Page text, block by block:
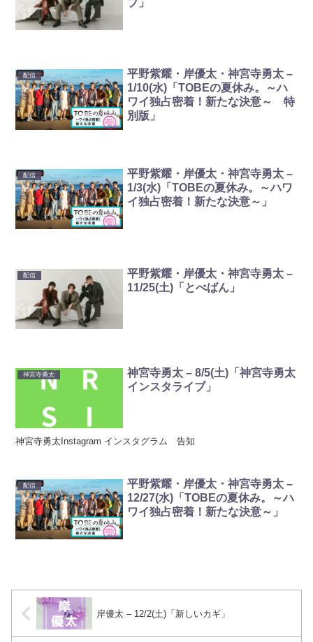
ブ」
配信
平野紫耀・岸優太・神宮寺勇太 –
1/10(水)「TOBEの夏休み。～ハ
ワイ独占密着！新たな決意～ 特
別版」
配信
平野紫耀・岸優太・神宮寺勇太 –
1/3(水)「TOBEの夏休み。～ハワ
イ独占密着！新たな決意～」
配信
平野紫耀・岸優太・神宮寺勇太 –
11/25(土)「とべばん」
神宮寺勇太
神宮寺勇太 – 8/5(土)「神宮寺勇太
インスタライブ」
神宮寺勇太Instagram インスタグラム 告知
配信
平野紫耀・岸優太・神宮寺勇太 –
12/27(水)「TOBEの夏休み。～ハ
ワイ独占密着！新たな決意～」
岸優太 – 12/2(土)「新しいカギ」